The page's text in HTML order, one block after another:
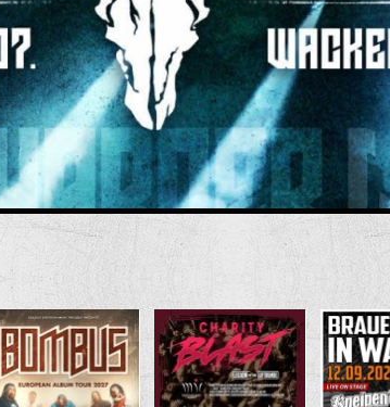
IST ZURÜCK – FULL METAL